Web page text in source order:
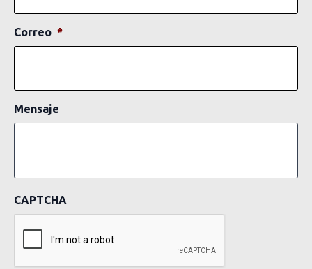
Correo *
Mensaje
CAPTCHA